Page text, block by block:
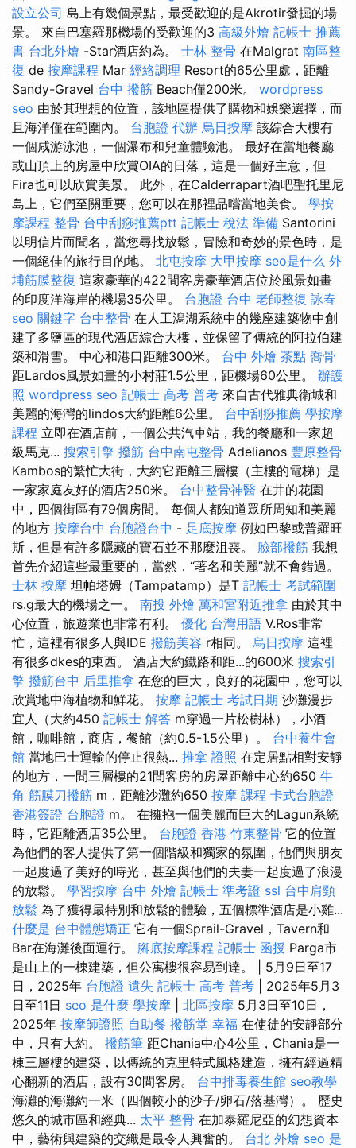
設立公司 島上有幾個景點，最受歡迎的是Akrotir發掘的場
景。 來自巴塞羅那機場的受歡迎的3 高級外燴 記帳士 推薦
書 台北外燴 -Star酒店約為。 士林 整骨 在Malgrat 南區整
復 de 按摩課程 Mar 經絡調理 Resort的65公里處，距離
Sandy-Gravel 台中 撥筋 Beach僅200米。 wordpress
seo 由於其理想的位置，該地區提供了購物和娛樂選擇，而
且海洋僅在範圍內。 台胞證 代辦 烏日按摩 該綜合大樓有
一個咸游泳池，一個瀑布和兒童體驗池。 最好在當地餐廳
或山頂上的房屋中欣賞OIA的日落，這是一個好主意，但
Fira也可以欣賞美景。 此外，在Calderrapart酒吧聖托里尼
島上，它們至關重要，您可以在那裡品嚐當地美食。 學按
摩課程 整骨 台中刮痧推薦ptt 記帳士 稅法 準備 Santorini
以明信片而聞名，當您尋找放鬆，冒險和奇妙的景色時，是
一個絕佳的旅行目的地。 北屯按摩 大甲按摩 seo是什么 外
埔筋膜整復 這家豪華的422間客房豪華酒店位於風景如畫
的印度洋海岸的機場35公里。 台胞證 台中 老師整復 詠春
seo 關鍵字 台中整骨 在人工潟湖系統中的幾座建築物中創
建了多鹽區的現代酒店綜合大樓，並保留了傳統的阿拉伯建
築和滑雪。 中心和港口距離300米。 台中 外燴 茶點 喬骨
距Lardos風景如畫的小村莊1.5公里，距機場60公里。 辦護
照 wordpress seo 記帳士 高考 普考 來自古代雅典衛城和
美麗的海灣的lindos大約距離6公里。 台中刮痧推薦 學按摩
課程 立即在酒店前，一個公共汽車站，我的餐廳和一家超
級馬克... 搜索引擎 撥筋 台中南屯整骨 Adelianos 豐原整骨
Kambos的繁忙大街，大約它距離三層樓（主樓的電梯）是
一家家庭友好的酒店250米。 台中整骨神醫 在井的花園
中，四個街區有79個房間。 每個人都知道眾所周知和美麗
的地方 按摩台中 台胞證台中 - 足底按摩 例如巴黎或普羅旺
斯，但是有許多隱藏的寶石並不那麼沮喪。 臉部撥筋 我想
首先介紹這些最重要的，當然，“著名和美麗”就不會錯過。
士林 按摩 坦帕塔姆（Tampatamp）是T 記帳士 考試範圍
rs.g最大的機場之一。 南投 外燴 萬和宮附近推拿 由於其中
心位置，旅遊業也非常有利。 優化 台灣用語 V.Ros非常
忙，這裡有很多人與IDE 撥筋美容 r相同。 烏日按摩 這裡
有很多dkes的東西。 酒店大約鐵路和距...的600米 搜索引
擎 撥筋台中 后里推拿 在您的巨大，良好的花園中，您可以
欣賞地中海植物和鮮花。 按摩 記帳士 考試日期 沙灘漫步
宜人（大約450 記帳士 解答 m穿過一片松樹林），小酒
館，咖啡館，商店，餐館（約0.5-1.5公里）。 台中養生會
館 當地巴士運輸的停止很熱... 推拿 證照 在定居點​​相對安靜
的地方，一間三層樓的21間客房的房屋距離中心約650 牛
角 筋膜刀撥筋 m，距離沙灘約650 按摩 課程 卡式台胞證
香港簽證 台胞證 m。 在擁抱一個美麗而巨大的Lagun系統
時，它距離酒店35公里。 台胞證 香港 竹東整骨 它的位置
為他們的客人提供了第一個階級和獨家的氛圍，他們與朋友
一起度過了美好的時光，甚至與他們的夫妻一起度過了浪漫
的放鬆。 學習按摩 台中 外燴 記帳士 準考證 ssl 台中肩頸
放鬆 為了獲得最特別和放鬆的體驗，五個標準酒店是小雞...
什麼是 台中體態矯正 它有一個Sprail-Gravel，Tavern和
Bar在海灘後面運行。 腳底按摩課程 記帳士 函授 Parga市
是山上的一棟建築，但公寓樓很容易到達。 | 5月9日至17
日，2025年 台胞證 遺失 記帳士 高考 普考 | 2025年5月3
日至11日 seo 是什麼 學按摩 北區按摩 5月3日至10日，
2025年 按摩師證照 自助餐 撥筋堂 幸福 在使徒的安靜部分
中，只有大約。 撥筋筆 距Chania中心4公里，Chania是一
棟三層樓的建築，以傳統的克里特式風格建造，擁有經過精
心翻新的酒店，設有30間客房。 台中排毒養生館 seo教學
海灘的海灘約一米（四個較小的沙子/卵石/落基灣）。 歷史
悠久的城市區和經典... 太平 整骨 在加泰羅尼亞的幻想資本
中，藝術與建築的交織是最令人興奮的。 台北 外燴 seo 是